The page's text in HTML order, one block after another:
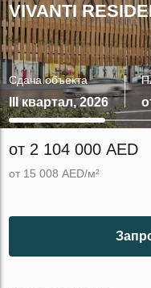
VIVANTI
Сдача объекта
III квартал, 2026
от 2 104 000 AED
от 15 008 AED/м²